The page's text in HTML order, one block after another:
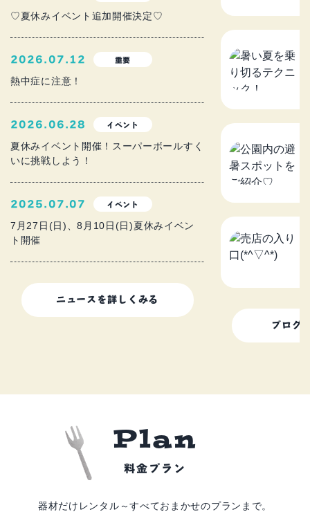
♡夏休みイベント追加開催決定♡
2026.07.12 重要
熱中症に注意！
2026.06.28 イベント
夏休みイベント開催！スーパーボールすく
いに挑戦しよう！
2025.07.07 イベント
7月27日(日)、8月10日(日)夏休みイベン
ト開催
ニュースを詳しくみる
ブログ
Plan
料金プラン
器材だけレンタル～すべておまかせのプランまで。